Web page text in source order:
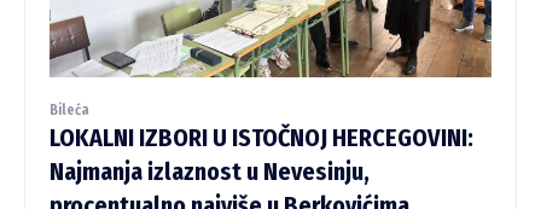
Bileća
LOKALNI IZBORI U ISTOČNOJ HERCEGOVINI:
Najmanja izlaznost u Nevesinju,